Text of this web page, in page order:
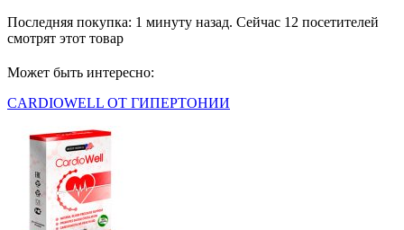
Последняя покупка: 1 минуту назад. Сейчас 12 посетителей
смотрят этот товар
Может быть интересно:
CARDIOWELL ОТ ГИПЕРТОНИИ